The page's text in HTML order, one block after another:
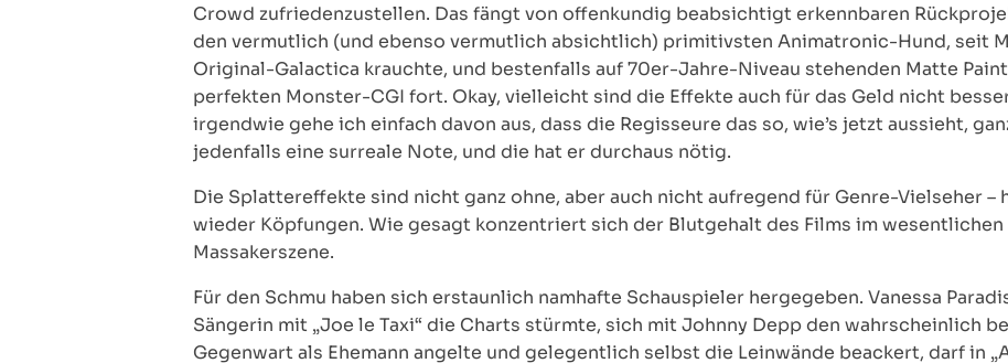
Crowd zufriedenzustellen. Das fängt von offenkundig beabsichtigt erkennbaren
den vermutlich (und ebenso vermutlich absichtlich) primitivsten Animatronic-Hund, seit
Original-Galactica krauchte, und bestenfalls auf 70er-Jahre-Niveau stehenden Matte
perfekten Monster-CGI fort. Okay, vielleicht sind die Effekte auch für das Geld nicht
irgendwie gehe ich einfach davon aus, dass die Regisseure das so, wie’s jetzt aussieht,
jedenfalls eine surreale Note, und die hat er durchaus nötig.
Die Splattereffekte sind nicht ganz ohne, aber auch nicht aufregend für Genre-Vielseher –
wieder Köpfungen. Wie gesagt konzentriert sich der Blutgehalt des Films im wesentlichen
Massakerszene.
Für den Schmu haben sich erstaunlich namhafte Schauspieler hergegeben. Vanessa
Sängerin mit „Joe le Taxi“ die Charts stürmte, sich mit Johnny Depp den wahrscheinlich
Gegenwart als Ehemann angelte und gelegentlich selbst die Leinwände beackert, darf in